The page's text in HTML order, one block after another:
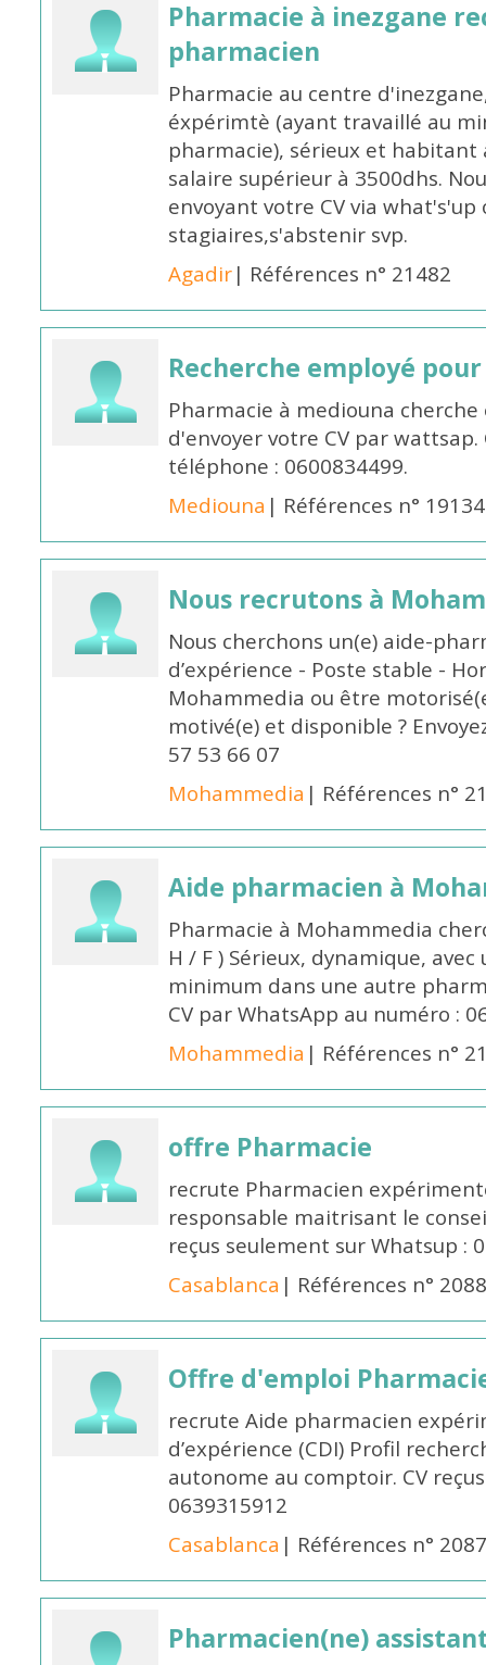
Pharmacie à inezgane
pharmacien
Pharmacie au centre
éxpérimtè (ayant travaillé au
pharmacie), sérieux et habitant
salaire supérieur à 3500dhs.
envoyant votre CV via
stagiaires,s'abstenir svp.
Agadir| Références n° 21482
Recherche employé
Pharmacie à mediouna
d'envoyer votre CV par
téléphone : 0600834499.
Mediouna | Références n° 19134
Nous recrutons à
Nous cherchons un(e) aide-
d’expérience - Poste stable -
Mohammedia ou être
motivé(e) et disponible ?
57 53 66 07
Mohammedia | Références n°
Aide pharmacien à
Pharmacie à Mohammedia
H / F ) Sérieux, dynamique,
minimum dans une autre
CV par WhatsApp au numéro :
Mohammedia | Références n°
offre Pharmacie
recrute Pharmacien
responsable maitrisant le
reçus seulement sur Whatsup :
Casablanca | Références n°
Offre d'emploi
recrute Aide pharmacien
d’expérience (CDI) Profil
autonome au comptoir. CV
0639315912
Casablanca | Références n°
Pharmacien(ne)